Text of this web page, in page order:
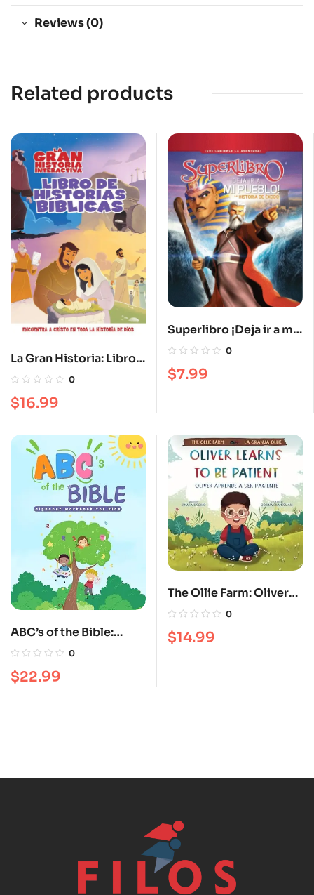
Reviews (0)
Related products
La Gran Historia: Libro
Interactivo de Relatos
Bíblicos
0
$16.99
Superlibro ¡Deja ir a mi
pueblo!: La historia de
0
$7.99
ABC’s of the Bible:
Alphabet Workbook for
Kids
0
$22.99
The Ollie Farm: Oliver
Learns to be Patient:
Oliver Aprende a ser
Paciente
0
$14.99